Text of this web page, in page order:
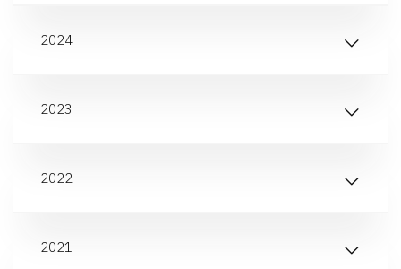
2024
2023
2022
2021